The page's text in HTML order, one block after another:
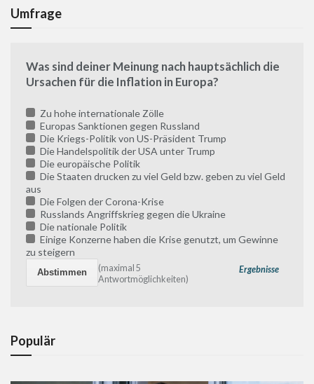
Umfrage
Was sind deiner Meinung nach hauptsächlich die
Ursachen für die Inflation in Europa?
Zu hohe internationale Zölle
Europas Sanktionen gegen Russland
Die Kriegs-Politik von US-Präsident Trump
Die Handelspolitik der USA unter Trump
Die europäische Politik
Die Staaten drucken zu viel Geld bzw. geben zu viel Geld
aus
Die Folgen der Corona-Krise
Russlands Angriffskrieg gegen die Ukraine
Die nationale Politik
Einige Konzerne haben die Krise genutzt, um Gewinne
zu steigern
Ergebnisse
(maximal 5
Antwortmöglichkeiten)
Populär